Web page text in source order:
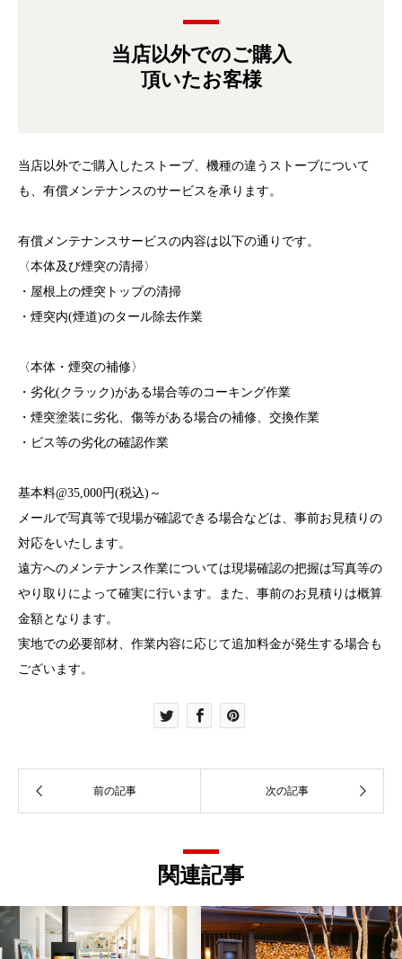
当店以外でのご購入
頂いたお客様
当店以外でご購入したストーブ、機種の違うストーブについて
も、有償メンテナンスのサービスを承ります。
有償メンテナンスサービスの内容は以下の通りです。
〈本体及び煙突の清掃〉
・屋根上の煙突トップの清掃
・煙突内(煙道)のタール除去作業
〈本体・煙突の補修〉
・劣化(クラック)がある場合等のコーキング作業
・煙突塗装に劣化、傷等がある場合の補修、交換作業
・ビス等の劣化の確認作業
基本料@35,000円(税込)～
メールで写真等で現場が確認できる場合などは、事前お見積りの
対応をいたします。
遠方へのメンテナンス作業については現場確認の把握は写真等の
やり取りによって確実に行います。また、事前のお見積りは概算
金額となります。
実地での必要部材、作業内容に応じて追加料金が発生する場合も
ございます。
関連記事